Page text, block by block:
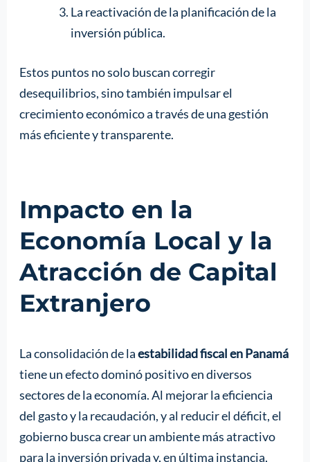
La reactivación de la planificación de la
inversión pública.
Estos puntos no solo buscan corregir
desequilibrios, sino también impulsar el
crecimiento económico a través de una gestión
más eficiente y transparente.
Impacto en la
Economía Local y la
Atracción de Capital
Extranjero
La consolidación de laestabilidad fiscal en Panamá
tiene un efecto dominó positivo en diversos
sectores de la economía. Al mejorar la eficiencia
del gasto y la recaudación, y al reducir el déficit, el
gobierno busca crear un ambiente más atractivo
para la inversión privada y, en última instancia,